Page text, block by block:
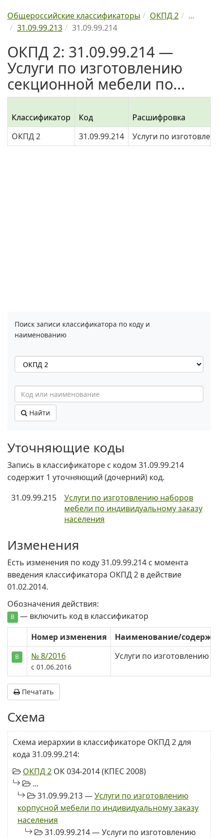
Общероссийские классификаторы ОКПД 2
...
31.09.99.213
31.09.99.214
ОКПД 2: 31.09.99.214 —
Услуги по изготовлению
секционной мебели по...
Классификатор Код
Расшифровка
ОКПД 2
31.09.99.214 Услуги по
Поиск записи классификатора по коду и
наименованию
Найти
Уточняющие коды
Запись в классификаторе с кодом 31.09.99.214
содержит 1 уточняющий (дочерний) код.
31.09.99.215
Услуги по изготовлению наборов
мебели по индивидуальному заказу
населения
Изменения
Есть изменения по коду 31.09.99.214 c момента
введения классификатора ОКПД 2 в действие
01.02.2014.
Обозначения действия:
В
— включить код в классификатор
Номер изменения
Наименование/
В № 8/2016
с 01.06.2016
Услуги по изготовлению
Печатать
Схема
Схема иерархии в классификаторе ОКПД 2 для
кода 31.09.99.214:
ОКПД 2 ОК 034-2014 (КПЕС 2008)
...
31.09.99.213 —Услуги по изготовлению
корпусной мебели по индивидуальному заказу
населения
31.09.99.214 — Услуги по изготовлению